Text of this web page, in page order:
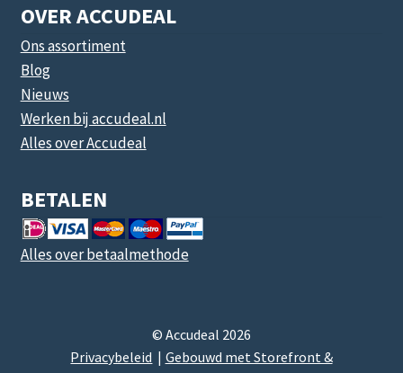
OVER ACCUDEAL
Ons assortiment
Blog
Nieuws
Werken bij accudeal.nl
Alles over Accudeal
BETALEN
Alles over betaalmethode
© Accudeal 2026
Privacybeleid
Gebouwd met Storefront &